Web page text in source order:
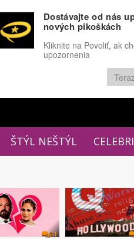
Funny Docu
FÓRUM
ŠTÝL NEŠTÝL
31
Dostávajte od nás
nových pikoškách
Kliknite na Povoliť, ak
upozornenia